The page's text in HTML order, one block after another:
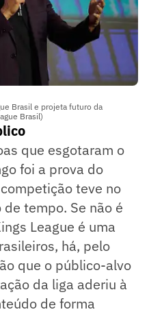
Brasil e projeta futuro da
Brasil)
que esgotaram o
foi a prova do
teve no
tempo. Se não é
League é uma
há, pelo
que o público-alvo
da liga aderiu à
de forma